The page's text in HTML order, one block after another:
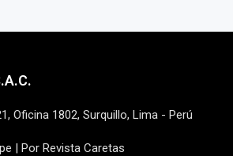
Oficina 1802, Surquillo, Lima - Perú
| Por Revista Caretas